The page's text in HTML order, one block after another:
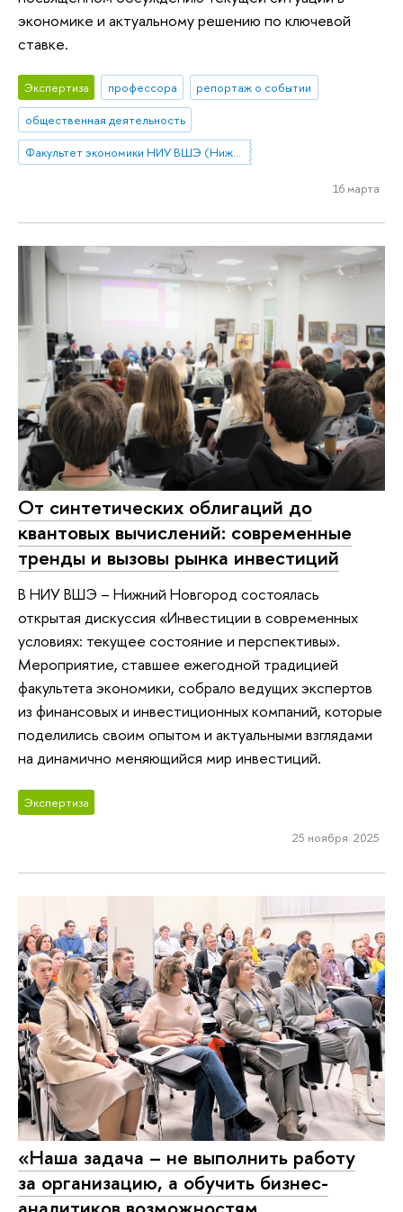
экономике и актуальному решению по ключевой
ставке.
Экспертиза профессора
репортаж о событии
общественная деятельность
Факультет экономики НИУ ВШЭ (Нижний Новгород)
16 марта
От синтетических облигаций до
квантовых вычислений: современные
тренды и вызовы рынка инвестиций
В НИУ ВШЭ – Нижний Новгород состоялась
открытая дискуссия «Инвестиции в современных
условиях: текущее состояние и перспективы».
Мероприятие, ставшее ежегодной традицией
факультета экономики, собрало ведущих экспертов
из финансовых и инвестиционных компаний, которые
поделились своим опытом и актуальными взглядами
на динамично меняющийся мир инвестиций.
Экспертиза
25 ноября 2025
«Наша задача – не выполнить работу
за организацию, а обучить бизнес-